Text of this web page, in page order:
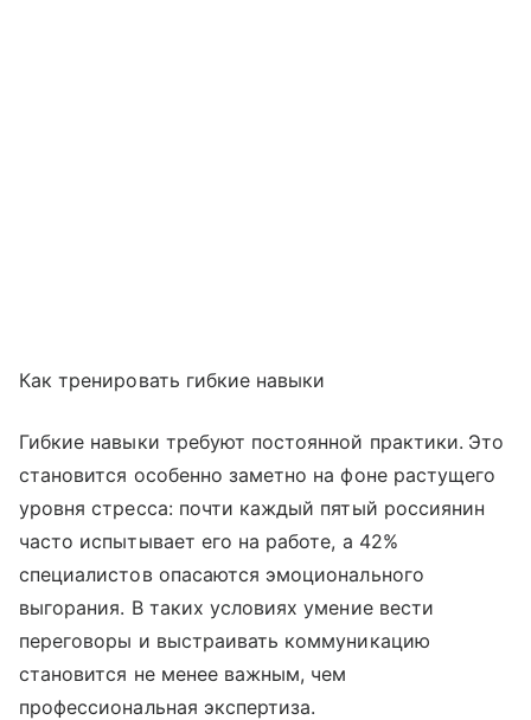
Как тренировать гибкие навыки
Гибкие навыки требуют постоянной практики. Это
становится особенно заметно на фоне растущего
уровня стресса: почти каждый пятый россиянин
часто испытывает его на работе, а 42%
специалистов опасаются эмоционального
выгорания. В таких условиях умение вести
переговоры и выстраивать коммуникацию
становится не менее важным, чем
профессиональная экспертиза.